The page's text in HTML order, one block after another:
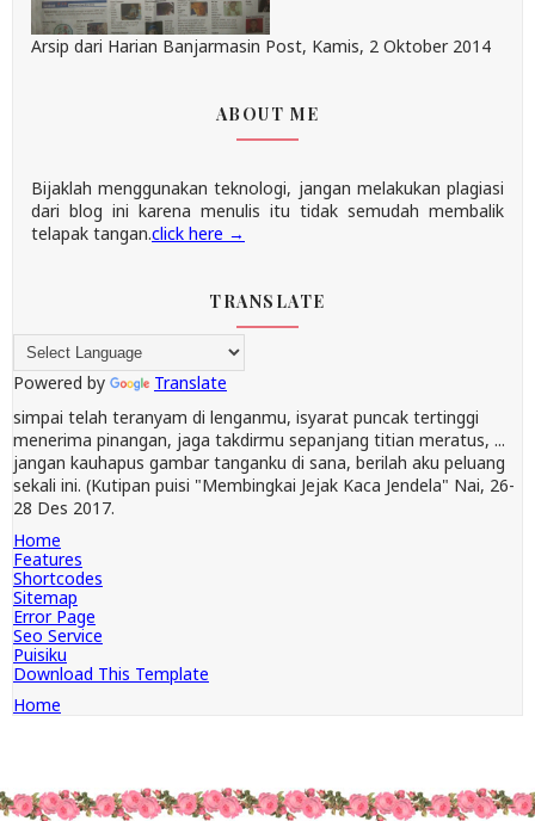
Arsip dari Harian Banjarmasin Post, Kamis, 2 Oktober 2014
ABOUT ME
Bijaklah menggunakan teknologi, jangan melakukan plagiasi
dari blog ini karena menulis itu tidak semudah membalik
telapak tangan.click here →
TRANSLATE
Powered by
Translate
simpai telah teranyam di lenganmu, isyarat puncak tertinggi
menerima pinangan, jaga takdirmu sepanjang titian meratus, ...
jangan kauhapus gambar tanganku di sana, berilah aku peluang
sekali ini. (Kutipan puisi "Membingkai Jejak Kaca Jendela" Nai, 26-
28 Des 2017.
Home
Features
Shortcodes
Sitemap
Error Page
Seo Service
Puisiku
Download This Template
Home